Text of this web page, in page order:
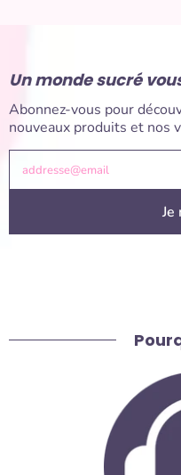
Un monde sucré
Abonnez-vous pour
nouveaux produits et nos
addresse@email
Je